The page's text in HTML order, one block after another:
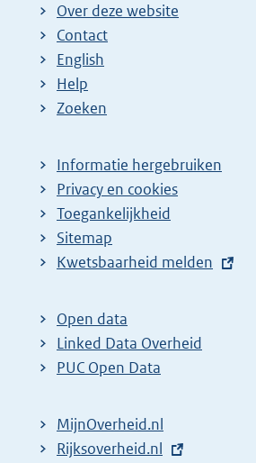
Over deze website
Contact
English
Help
Zoeken
Informatie hergebruiken
Privacy en cookies
Toegankelijkheid
Sitemap
E
t
e
r
l
i
Kwetsbaarheid melden
Open data
Linked Data Overheid
PUC Open Data
MijnOverheid.nl
E
Rijksoverheid.nl